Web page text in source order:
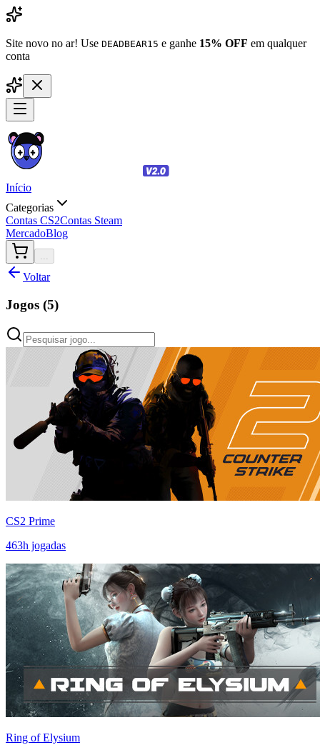
Site novo no ar! Use DEADBEAR15 e ganhe 15% OFF em qualquer
conta
Início
Categorias
Contas CS2Contas Steam
MercadoBlog
...
Voltar
Jogos (5)
CS2 Prime
463h jogadas
Ring of Elysium